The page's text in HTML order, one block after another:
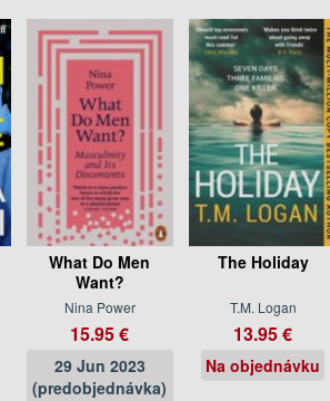
What Do Men
Want?
Nina Power
15.95 €
29 Jun 2023
(predobjednávka)
The Holiday
T.M. Logan
13.95 €
Na objednávku